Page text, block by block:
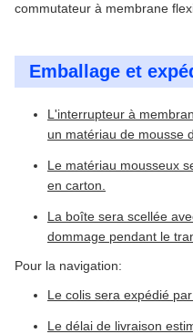
commutateur à membrane
Emballage et
L'interrupteur à
un matériau de mousse
Le matériau mousseux
en carton.
La boîte sera scellée
dommage pendant le
Pour la navigation:
Le colis sera expédié
Le délai de livraison